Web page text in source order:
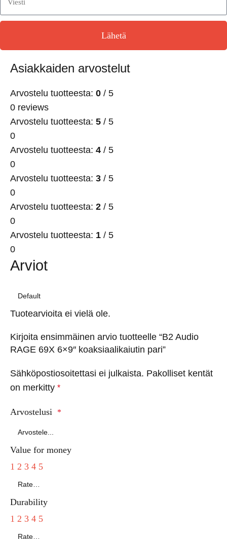
Lähetä
Asiakkaiden arvostelut
Arvostelu tuotteesta: 0 / 5
0 reviews
Arvostelu tuotteesta: 5 / 5
0
Arvostelu tuotteesta: 4 / 5
0
Arvostelu tuotteesta: 3 / 5
0
Arvostelu tuotteesta: 2 / 5
0
Arvostelu tuotteesta: 1 / 5
0
Arviot
Tuotearvioita ei vielä ole.
Kirjoita ensimmäinen arvio tuotteelle “B2 Audio
RAGE 69X 6×9″ koaksiaalikaiutin pari”
Sähköpostiosoitettasi ei julkaista. Pakolliset kentät
on merkitty *
Arvostelusi *
Value for money
1 2 3 4 5
Durability
1 2 3 4 5